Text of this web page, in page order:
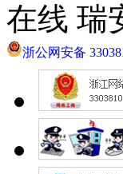
在线 瑞
浙公网安备